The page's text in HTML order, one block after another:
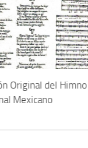
Original del Himno
Mexicano